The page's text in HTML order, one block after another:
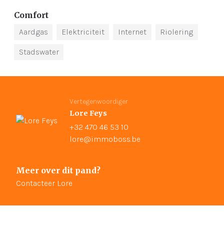
Comfort
Aardgas Elektriciteit Internet Riolering
Stadswater
Vertegenwoordiger
Lore Feys
+32 470 46 53 10
lore@immoboss.be
Meer over dit pand?
Contacteer Lore